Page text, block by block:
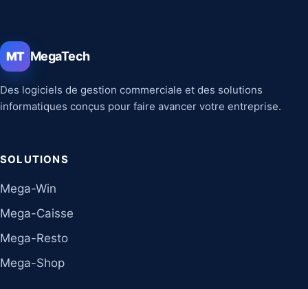
MT MegaTech
Des logiciels de gestion commerciale et des solutions
informatiques conçus pour faire avancer votre entreprise.
SOLUTIONS
Mega-Win
Mega-Caisse
Mega-Resto
Mega-Shop